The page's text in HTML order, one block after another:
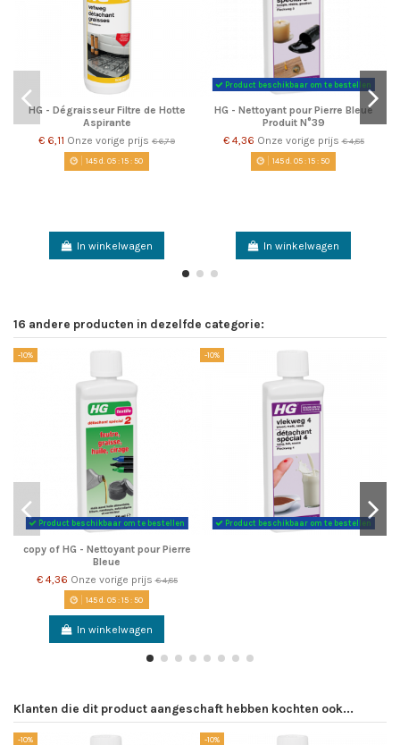
HG - Dégraisseur Filtre de Hotte
Aspirante
€ 6,11 Onze vorige prijs € 6,79
145d. 05:15:49
In winkelwagen
Product beschikbaar om te bestellen
HG - Nettoyant pour Pierre Bleue
Produit N°39
€ 4,36 Onze vorige prijs€ 4,85
145d. 05:15:49
In winkelwagen
16 andere producten in dezelfde categorie:
-10%
Product beschikbaar om te bestellen
copy of HG - Nettoyant pour Pierre
Bleue
€ 4,36 Onze vorige prijs€ 4,85
145d. 05:15:49
In winkelwagen
-10%
Product beschikbaar om te bestellen
Klanten die dit product aangeschaft hebben kochten ook...
-10% -10%